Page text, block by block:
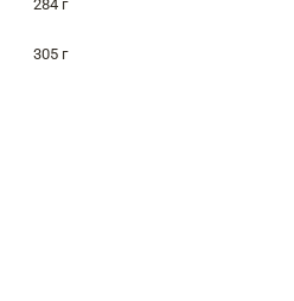
284 г
305 г